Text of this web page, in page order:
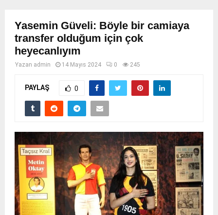
Yasemin Güveli: Böyle bir camiaya
transfer olduğum için çok
heyecanlıyım
Yazan admin 14 Mayıs 2024 0 245
PAYLAŞ 0